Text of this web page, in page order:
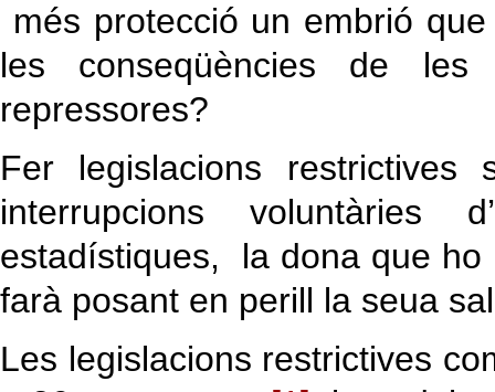
més protecció un embrió
les conseqüències de les
repressores?
Fer legislacions
interrupcions voluntàries
estadístiques, la dona que ho
farà posant en perill la seua
Les legislacions restrictives